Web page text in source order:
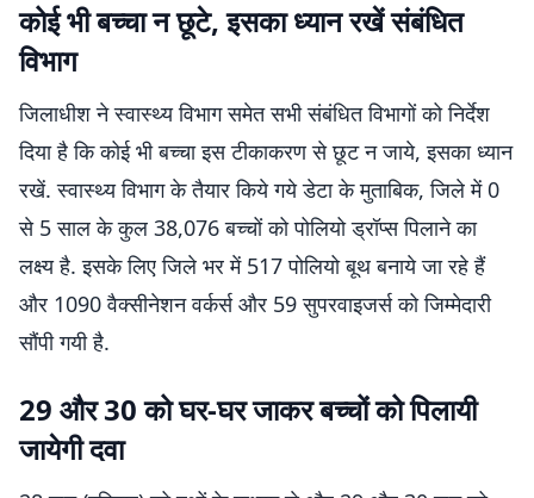
कोई भी बच्चा न छूटे, इसका ध्यान रखें संबंधित
विभाग
जिलाधीश ने स्वास्थ्य विभाग समेत सभी संबंधित विभागों को निर्देश
दिया है कि कोई भी बच्चा इस टीकाकरण से छूट न जाये, इसका ध्यान
रखें. स्वास्थ्य विभाग के तैयार किये गये डेटा के मुताबिक, जिले में 0
से 5 साल के कुल 38,076 बच्चों को पोलियो ड्रॉप्स पिलाने का
लक्ष्य है. इसके लिए जिले भर में 517 पोलियो बूथ बनाये जा रहे हैं
और 1090 वैक्सीनेशन वर्कर्स और 59 सुपरवाइजर्स को जिम्मेदारी
सौंपी गयी है.
29 और 30 को घर-घर जाकर बच्चों को पिलायी
जायेगी दवा